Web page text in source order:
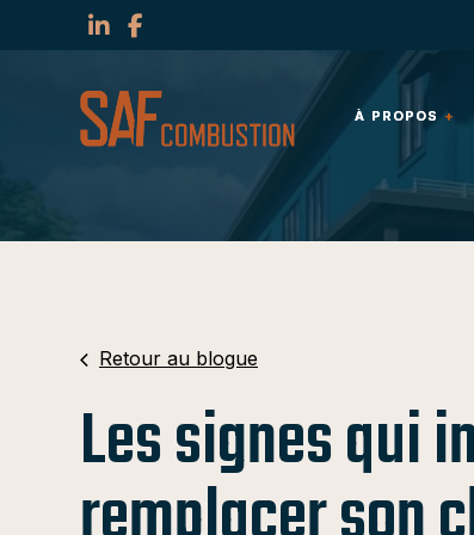
À PROPOS
À PROPOS
Retour au blogue
Les signes qui